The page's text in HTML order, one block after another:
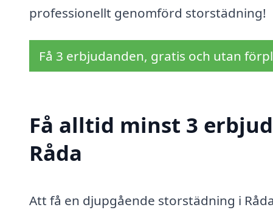
professionellt genomförd storstädning!
Få 3 erbjudanden, gratis och utan
Få alltid minst 3
Råda
Att få en djupgående storstädning i